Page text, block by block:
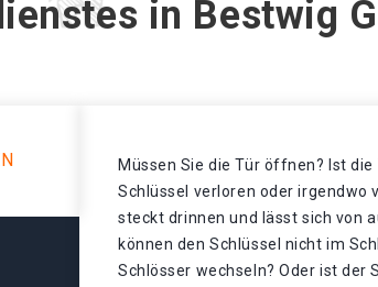
in Bestwig
Müssen Sie die Tür öffnen? Ist
Schlüssel verloren oder irgendwo
steckt drinnen und lässt sich von
können den Schlüssel nicht im
Schlösser wechseln? Oder ist der